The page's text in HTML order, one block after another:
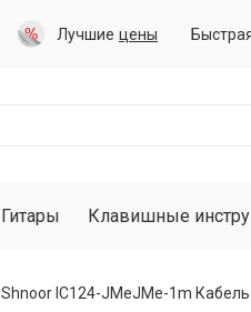
Лучшие цены
Гитары Клавишные
Shnoor IC124-JMeJMe-1m